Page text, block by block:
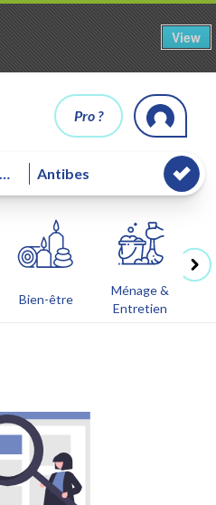
View
Pro ?
Bien-être
Ménage &
Entretien